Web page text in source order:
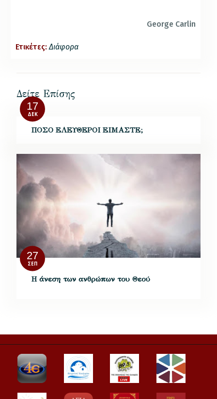
George Carlin
Ετικέτες: Διάφορα
Δείτε Επίσης
17
ΔΕΚ
ΠΟΣΟ ΕΛΕΥΘΕΡΟΙ ΕΙΜΑΣΤΕ;
27
ΣΕΠ
Η άνεση των ανθρώπων του Θεού